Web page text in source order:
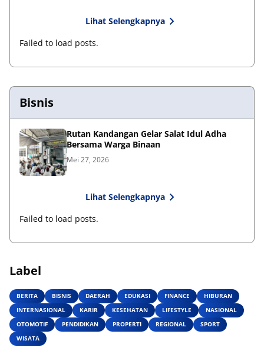
Lihat Selengkapnya
Failed to load posts.
Bisnis
Rutan Kandangan Gelar Salat Idul Adha
Bersama Warga Binaan
Mei 27, 2026
Lihat Selengkapnya
Failed to load posts.
Label
BERITA BISNIS DAERAH EDUKASI FINANCE
HIBURAN
INTERNASIONAL
KARIR KESEHATAN LIFESTYLE
NASIONAL
OTOMOTIF
PENDIDIKAN PROPERTI REGIONAL
SPORT
WISATA